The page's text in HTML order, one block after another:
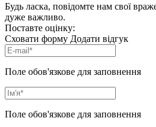
Будь ласка, повідомте нам свої
дуже важливо.
Поставте оцінку:
Сховати форму Додати відгук
Поле обов'язкове для заповнення
Поле обов'язкове для заповнення